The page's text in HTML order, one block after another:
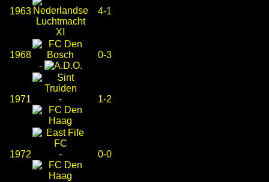
1963 4-1
1968
-
0-3
1971 - 1-2
1972 - 0-0